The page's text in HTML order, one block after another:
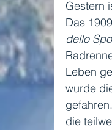
Gestern
Das
dello
Leben
wurde
die